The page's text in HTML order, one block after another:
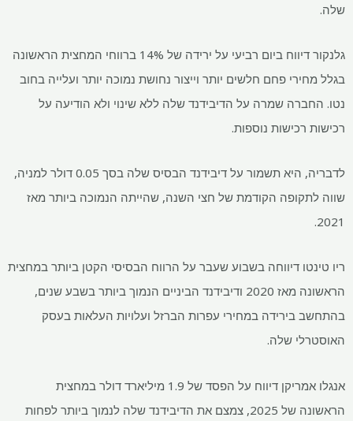
שלה.
גלנקור דיווח ביום רביעי על ירידה של 14% ברווחי המחצית הראשונה
בגלל מחירי פחם חלשים יותר וייצור נחושת נמוכה יותר ועלייה בחוב
נטו. החברה שמרה על הדיבידנד שלה ללא שינוי ולא הודיעה על
רכישות רכישות נוספות.
לדבריה, היא תשמור על דיבידנד הבסיס שלה בסך 0.05 דולר למניה,
שווה לתקופה הקודמת של חצי השנה, שהייתה הנמוכה ביותר מאז
2021.
ריו טינטו דיווחה בשבוע שעבר על הרווח הבסיסי הקטן ביותר במחצית
הראשונה מאז 2020 ודיבידנד הביניים הנמוך ביותר בשבע שנים,
בהתחשב בירידה במחירי עפרות הברזל ועלויות העלאות בעסק
האוסטרלי שלה.
אנגלו אמריקן דיווח על הפסד של 1.9 מיליארד דולר במחצית
הראשונה של 2025, צמצם את הדיבידנד שלה לנמוך ביותר לפחות